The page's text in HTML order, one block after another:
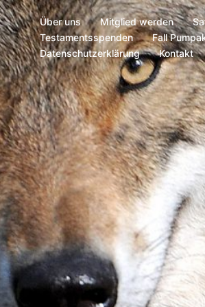
Über uns Mitglied werden
Testamentsspenden
Fall
Datenschutzerklärung
Kontakt